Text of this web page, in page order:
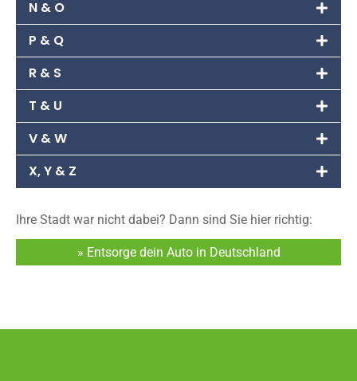
N & O
P & Q
R & S
T & U
V & W
X, Y & Z
Ihre Stadt war nicht dabei? Dann sind Sie hier richtig:
» Entsorge dein Auto in Deutschland